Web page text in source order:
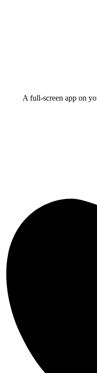
A full-screen app on